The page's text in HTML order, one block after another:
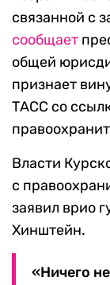
связанной с
сообщает
общей
признает
ТАСС со
Власти
с
заявил врио
Хинштейн.
«Ничего